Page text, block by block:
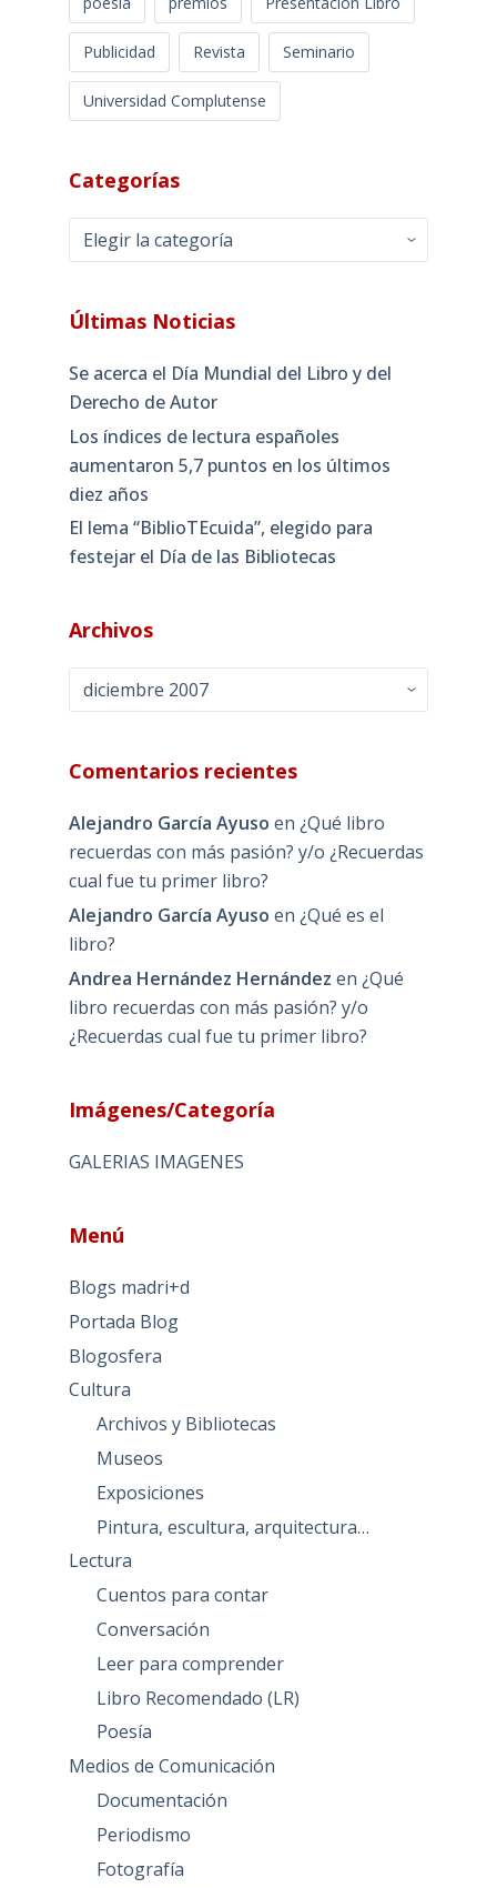
Publicidad Revista Seminario
Universidad Complutense
Categorías
Categorías
Últimas Noticias
Se acerca el Día Mundial del Libro y del
Derecho de Autor
Los índices de lectura españoles
aumentaron 5,7 puntos en los últimos
diez años
El lema “BiblioTEcuida”, elegido para
festejar el Día de las Bibliotecas
Archivos
Archivos
Comentarios recientes
Alejandro García Ayuso en ¿Qué libro
recuerdas con más pasión? y/o ¿Recuerdas
cual fue tu primer libro?
Alejandro García Ayuso en ¿Qué es el
libro?
Andrea Hernández Hernández en ¿Qué
libro recuerdas con más pasión? y/o
¿Recuerdas cual fue tu primer libro?
Imágenes/Categoría
GALERIAS IMAGENES
Menú
Blogs madri+d
Portada Blog
Blogosfera
Cultura
Archivos y Bibliotecas
Museos
Exposiciones
Pintura, escultura, arquitectura…
Lectura
Cuentos para contar
Conversación
Leer para comprender
Libro Recomendado (LR)
Poesía
Medios de Comunicación
Documentación
Periodismo
Fotografía